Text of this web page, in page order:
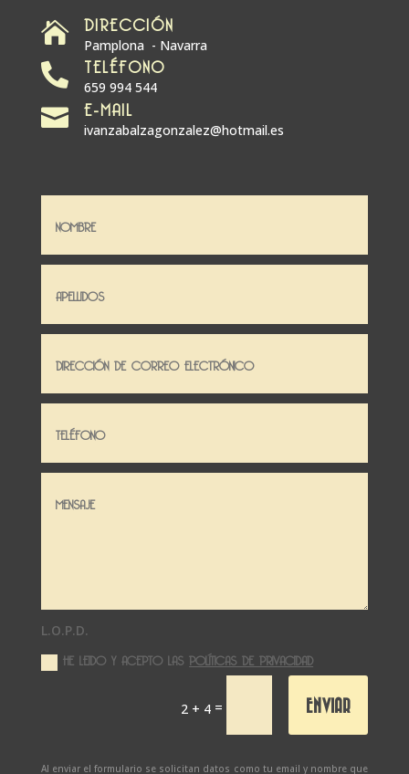
 DIRECCIÓN
Pamplona - Navarra
 TELÉFONO
659 994 544
 E-MAIL
ivanzabalzagonzalez@hotmail.es
L.O.P.D.
HE LEIDO Y ACEPTO LASPOLÍTICAS DE PRIVACIDAD
2 + 4 = ENVIAR
Al enviar el formulario se solicitan datos como tu email y nombre que